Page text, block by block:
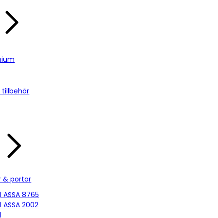
tillbehör
& portar
8765
2002